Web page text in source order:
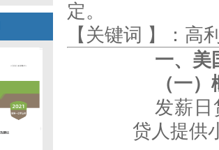
定。
【关键词 】：高
一、美
（一
发薪日
贷人提供